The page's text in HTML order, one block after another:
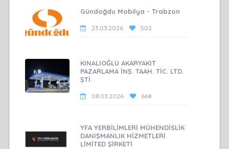
Gündoğdu Mobilya - Trabzon
23.03.2026 502
KINALIOĞLU AKARYAKIT
PAZARLAMA İNŞ. TAAH. TİC. LTD.
ŞTİ.
08.03.2026 668
YFA YERBİLİMLERİ MÜHENDİSLİK
DANIŞMANLIK HİZMETLERİ
LİMİTED ŞİRKETİ